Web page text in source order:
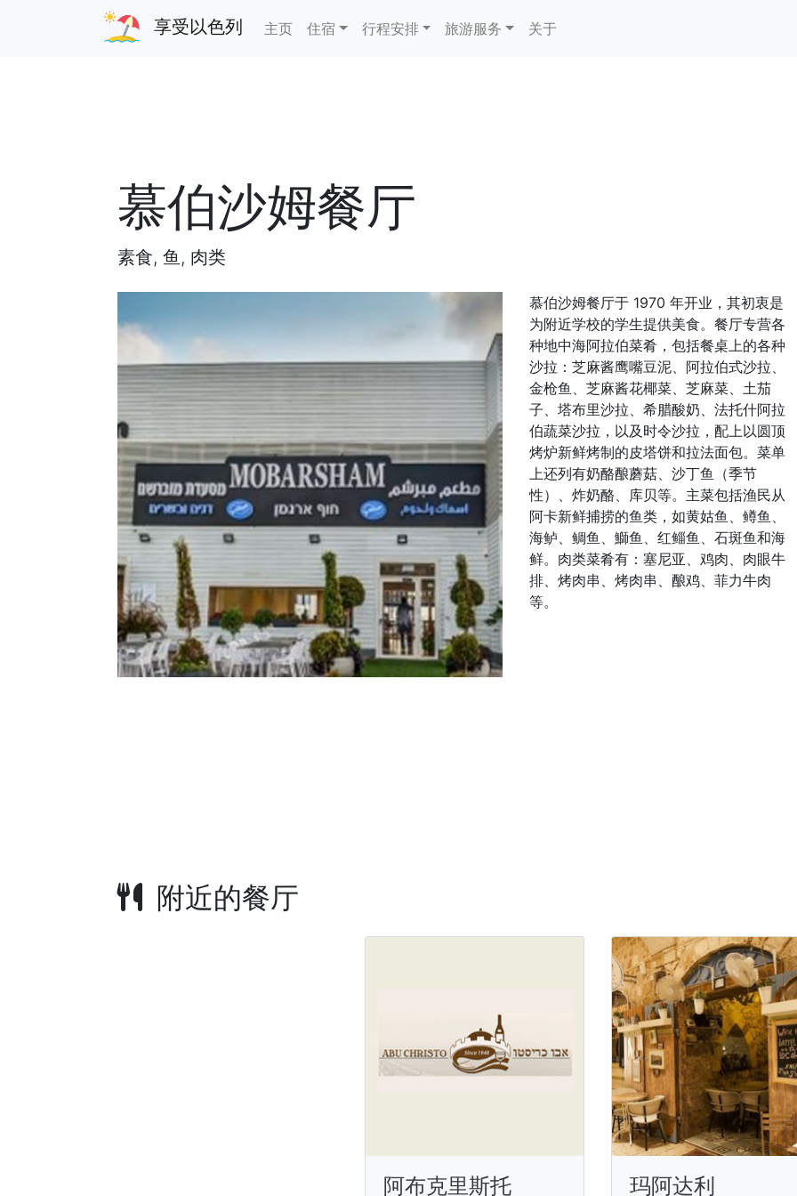
享受以色列 主页 住宿 行程安排 旅游服务 关于
慕伯沙姆餐厅
素食, 鱼, 肉类
慕伯沙姆餐厅于 1970 年开业，其初衷是
为附近学校的学生提供美食。餐厅专营各
种地中海阿拉伯菜肴，包括餐桌上的各种
沙拉：芝麻酱鹰嘴豆泥、阿拉伯式沙拉、
金枪鱼、芝麻酱花椰菜、芝麻菜、土茄
子、塔布里沙拉、希腊酸奶、法托什阿拉
伯蔬菜沙拉，以及时令沙拉，配上以圆顶
烤炉新鲜烤制的皮塔饼和拉法面包。菜单
上还列有奶酪酿蘑菇、沙丁鱼（季节
性）、炸奶酪、库贝等。主菜包括渔民从
阿卡新鲜捕捞的鱼类，如黄姑鱼、鳟鱼、
海鲈、鲷鱼、鰤鱼、红鲻鱼、石斑鱼和海
鲜。肉类菜肴有：塞尼亚、鸡肉、肉眼牛
排、烤肉串、烤肉串、酿鸡、菲力牛肉
等。
附近的餐厅
阿布克里斯托 玛阿达利